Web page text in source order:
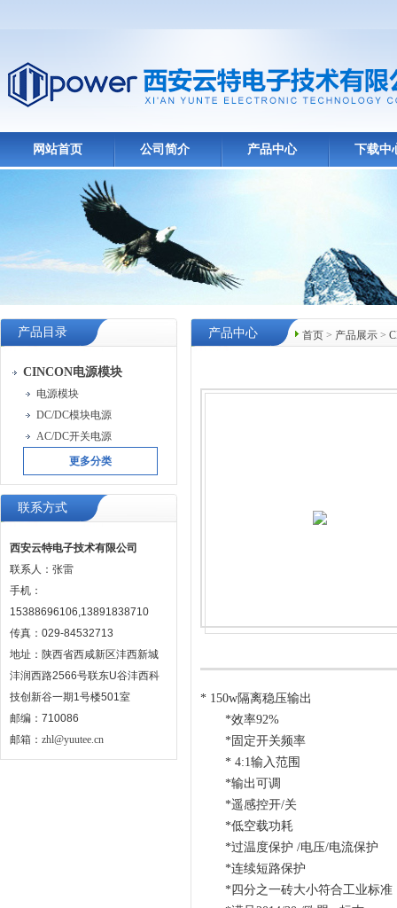
网站首页 公司简介 产品中心 下载中
产品目录
CINCON电源模块
电源模块
DC/DC模块电源
AC/DC开关电源
更多分类
联系方式
西安云特电子技术有限公司
联系人：张雷
手机：
15388696106,13891838710
传真：029-84532713
地址：陕西省西咸新区沣西新城
沣润西路2566号联东U谷沣西科
技创新谷一期1号楼501室
邮编：710086
邮箱： zhl@yuutee.cn
首页 > 产品展示 >
产品中心
* 150w隔离稳压输出
*效率92%
*固定开关频率
* 4:1输入范围
*输出可调
*遥感控开/关
*低空载功耗
*过温度保护 /电压/电流保护
*连续短路保护
*四分之一砖大小符合工业标准